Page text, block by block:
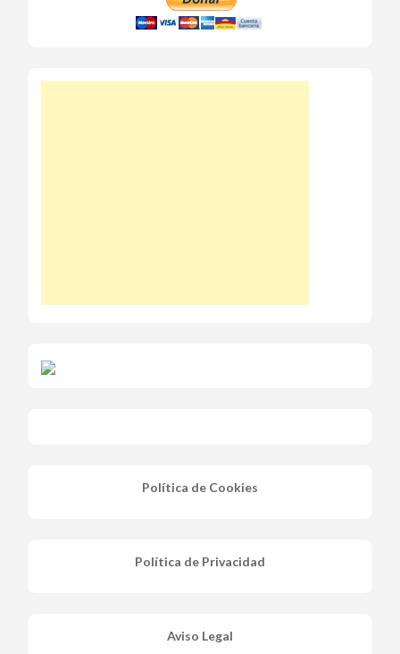
Política de Cookies
Política de Privacidad
Aviso Legal